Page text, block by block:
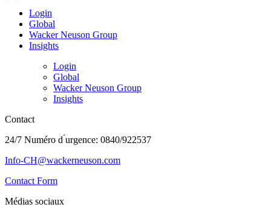
Login
Global
Wacker Neuson Group
Insights
Login
Global
Wacker Neuson Group
Insights
Contact
24/7 Numéro d ́urgence: 0840/922537
Info-CH@wackerneuson.com
Contact Form
Médias sociaux